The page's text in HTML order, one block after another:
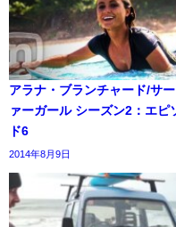
アラナ・ブランチャード/サ
ァーガール シーズン2：エピ
ド6
2014年8月9日